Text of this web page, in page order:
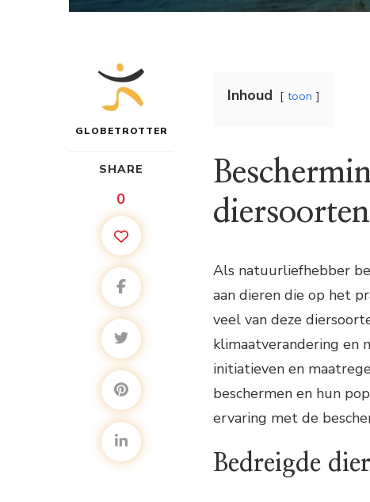
GLOBETROTTER
SHARE
0
Inhoud toon
Als natuurliefhebber
aan dieren die op het
veel van deze
klimaatverandering en
initiatieven en
beschermen en hun
ervaring met de
Bedreigde